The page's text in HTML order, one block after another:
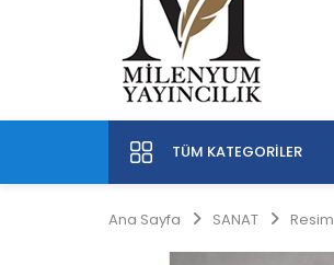
TÜM KATEGORILER
Ana Sayfa SANAT Resim